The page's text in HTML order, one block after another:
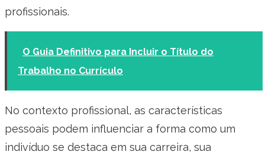
profissionais.
O Guia Definitivo para Incluir o Título do
Trabalho no Currículo
No contexto profissional, as características
pessoais podem influenciar a forma como um
indivíduo se destaca em sua carreira, sua